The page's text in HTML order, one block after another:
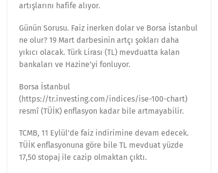
artışlarını hafife alıyor.
Günün Sorusu. Faiz inerken dolar ve Borsa İstanbul
ne olur? 19 Mart darbesinin artçı şokları daha
yıkıcı olacak. Türk Lirası (TL) mevduatta kalan
bankaları ve Hazine’yi fonluyor.
Borsa İstanbul
(https://tr.investing.com/indices/ise-100-chart)
resmî (TÜİK) enflasyon kadar bile artmayabilir.
TCMB, 11 Eylül’de faiz indirimine devam edecek.
TÜİK enflasyonuna göre bile TL mevduat yüzde
17,50 stopaj ile cazip olmaktan çıktı.